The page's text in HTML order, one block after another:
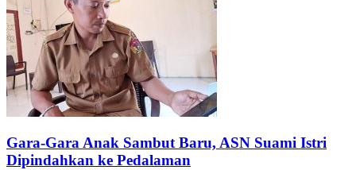
Gara-Gara Anak Sambut Baru, ASN Suami Istri
Dipindahkan ke Pedalaman